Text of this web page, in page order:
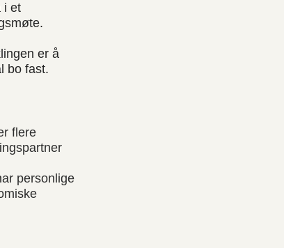
i et
er å
bo fast.
flere
personlige